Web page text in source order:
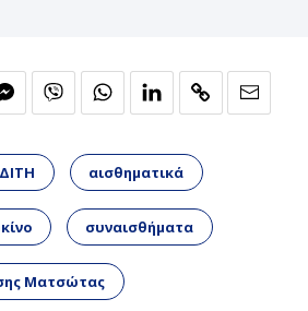
αισθηματικά
συναισθήματα
Ματσώτας